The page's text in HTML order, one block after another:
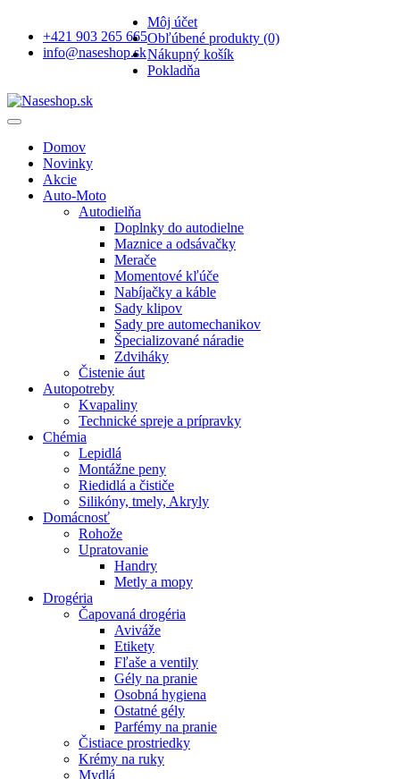
+421 903 265 665
info@naseshop.sk
Môj účet
Obľúbené produkty (0)
Nákupný košík
Pokladňa
Domov
Novinky
Akcie
Auto-Moto
Autodielňa
Doplnky do autodielne
Maznice a odsávačky
Merače
Momentové kľúče
Nabíjačky a káble
Sady klipov
Sady pre automechanikov
Špecializované náradie
Zdviháky
Čistenie áut
Autopotreby
Kvapaliny
Technické spreje a prípravky
Chémia
Lepidlá
Montážne peny
Riedidlá a čističe
Silikóny, tmely, Akryly
Domácnosť
Rohože
Upratovanie
Handry
Metly a mopy
Drogéria
Čapovaná drogéria
Aviváže
Etikety
Fľaše a ventily
Gély na pranie
Osobná hygiena
Ostatné gély
Parfémy na pranie
Čistiace prostriedky
Krémy na ruky
Mydlá